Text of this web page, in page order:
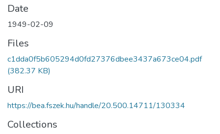
Date
1949-02-09
Files
c1dda0f5b605294d0fd27376dbee3437a673ce04.pdf
(382.37 KB)
URI
https://bea.fszek.hu/handle/20.500.14711/130334
Collections